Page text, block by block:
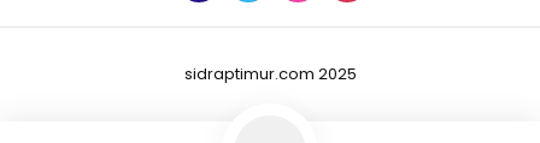
sidraptimur.com 2025